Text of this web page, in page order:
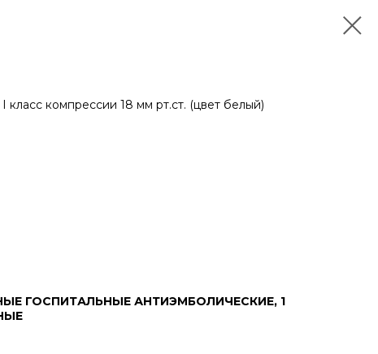
класс компрессии 18 мм рт.ст. (цвет белый)
ГОСПИТАЛЬНЫЕ АНТИЭМБОЛИЧЕСКИЕ, 1